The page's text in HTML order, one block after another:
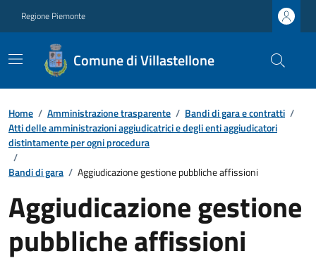
Regione Piemonte
Comune di Villastellone
Home / Amministrazione trasparente / Bandi di gara e contratti /
Atti delle amministrazioni aggiudicatrici e degli enti aggiudicatori
distintamente per ogni procedura
/
Bandi di gara / Aggiudicazione gestione pubbliche affissioni
Aggiudicazione gestione
pubbliche affissioni